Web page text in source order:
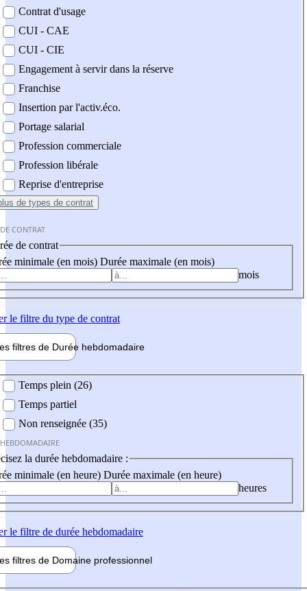
Contrat d'usage
CUI - CAE
CUI - CIE
Engagement à servir dans la réserve
Franchise
Insertion par l'activ.éco.
Portage salarial
Profession commerciale
Profession libérale
Reprise d'entreprise
de types de contrat
CONTRAT
de contrat
minimale (en mois) Durée maximale (en mois)
mois
le filtre du type de contrat
filtres de Durée hebdomadaire
Temps plein (26)
Temps partiel
Non renseignée (35)
la durée hebdomadaire :
minimale (en heure) Durée maximale (en heure)
heures
le filtre de durée hebdomadaire
filtres de Domaine professionnel